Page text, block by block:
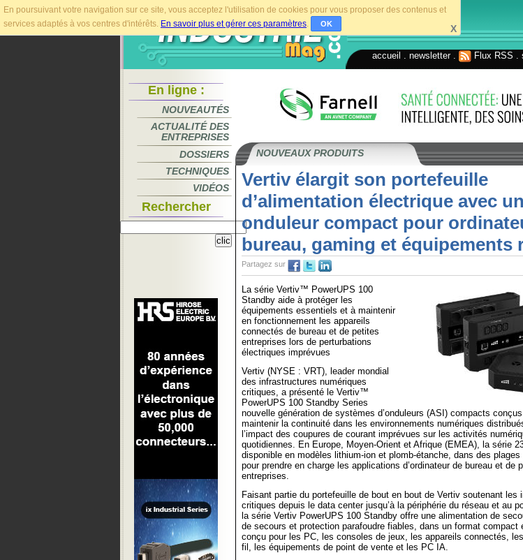
En poursuivant votre navigation sur ce site, vous acceptez l'utilisation de cookies pour vous proposer des contenus et
services adaptés à vos centres d'intérêts. En savoir plus et gérer ces paramètres. OK X
accueil newsletter. Flux RSS
En ligne :
NOUVEAUTÉS
ACTUALITÉ DES
ENTREPRISES
DOSSIERS
TECHNIQUES
VIDÉOS
Rechercher
NOUVEAUX PRODUITS
Vertiv élargit son portefeuille
d’alimentation électrique avec
onduleur compact pour
bureau, gaming et équipements
Partagez sur
La série Vertiv™ PowerUPS 100
Standby aide à protéger les
équipements essentiels et à maintenir
en fonctionnement les appareils
connectés de bureau et de petites
entreprises lors de perturbations
électriques imprévues
Vertiv (NYSE : VRT), leader mondial
des infrastructures numériques
critiques, a présenté le Vertiv™
PowerUPS 100 Standby Series
nouvelle génération de systèmes d’onduleurs (ASI) compacts
maintenir la continuité dans les environnements numériques
l’impact des coupures de courant imprévues sur les activités
quotidiennes. En Europe, Moyen-Orient et Afrique (EMEA), la série
disponible en modèles lithium-ion et plomb-étanche, dans des
pour prendre en charge les applications d’ordinateur de bureau et de
entreprises.
Faisant partie du portefeuille de bout en bout de Vertiv soutenant les
critiques depuis le data center jusqu’à la périphérie du réseau et au
la série Vertiv PowerUPS 100 Standby offre une alimentation de
de secours et protection parafoudre fiables, dans un format compact
conçu pour les PC, les consoles de jeux, les appareils connectés,
fil, les équipements de point de vente et les PC IA.